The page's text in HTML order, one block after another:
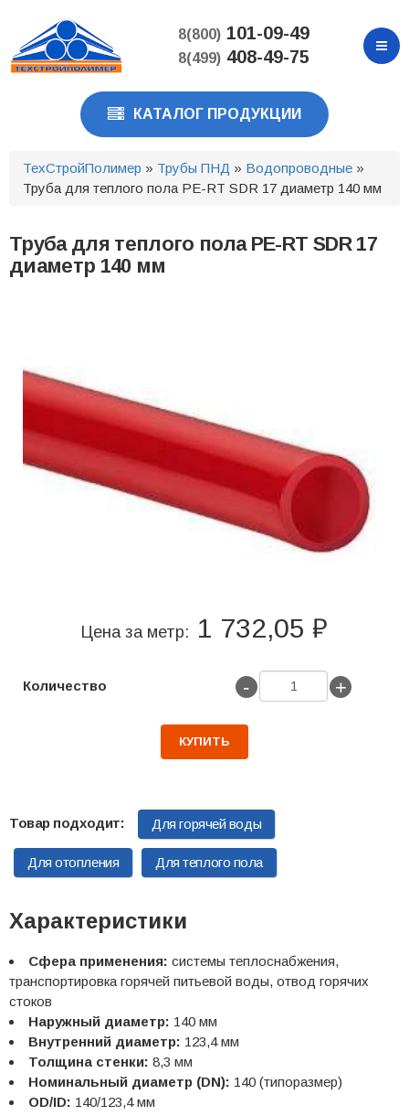
основному
содержанию
8(800)101-09-49
8(499)408-49-75
КАТАЛОГ ПРОДУКЦИИ
ТехСтройПолимер » Трубы ПНД » Водопроводные »
Труба для теплого пола PE-RT SDR 17 диаметр 140 мм
Труба для теплого пола PE-RT SDR 17
диаметр 140 мм
Цена за метр: 1 732,05 ₽
Количество - +
КУПИТЬ
Для горячей воды
Для отопления Для теплого пола
Характеристики
Сфера применения: системы теплоснабжения,
транспортировка горячей питьевой воды, отвод горячих
стоков
Наружный диаметр: 140 мм
Внутренний диаметр: 123,4 мм
Толщина стенки: 8,3 мм
Номинальный диаметр (DN): 140 (типоразмер)
OD/ID: 140/123,4 мм